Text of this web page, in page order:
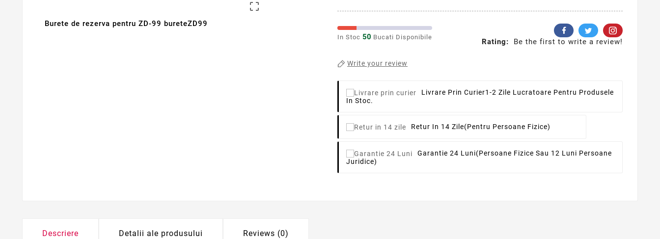

Burete de rezerva pentru ZD-99 bureteZD99
In Stoc 50 Bucati Disponibile
Rating: Be the first to write a review!
Write your review
Livrare Prin Curier1-2 Zile Lucratoare Pentru Produsele
In Stoc.
Retur In 14 Zile(pentru Persoane Fizice)
Garantie 24 Luni(persoane Fizice Sau 12 Luni Persoane
Juridice)
Descriere Detalii ale produsului Reviews (0)